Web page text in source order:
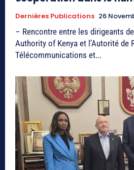
Dernières Publications 26
– Rencontre entre les dirigeants
Authority of Kenya et l’Autorité de
Télécommunications et...